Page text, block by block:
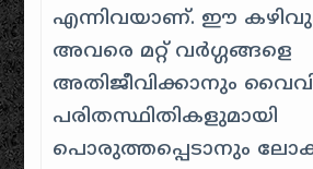
എന്നിവയാണ്. ഈ
അവരെ മറ്റ് വർഗ്ഗങ്ങളെ
അതിജീവിക്കാനും
പരിതസ്ഥിതികളുമായി
പൊരുത്തപ്പെടാനും